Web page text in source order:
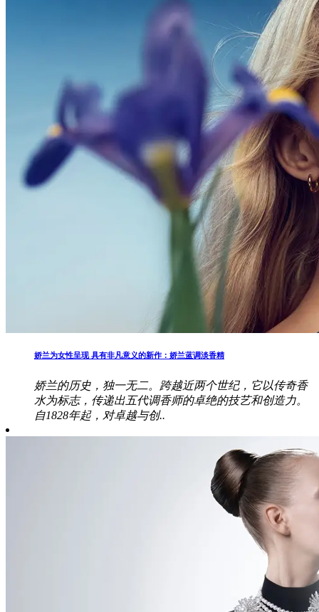
娇兰为女性呈现 具有非凡意义的新作：娇兰蓝调淡香精
娇兰的历史，独一无二。跨越近两个世纪，它以传奇香
水为标志，传递出五代调香师的卓绝的技艺和创造力。
自1828年起，对卓越与创..